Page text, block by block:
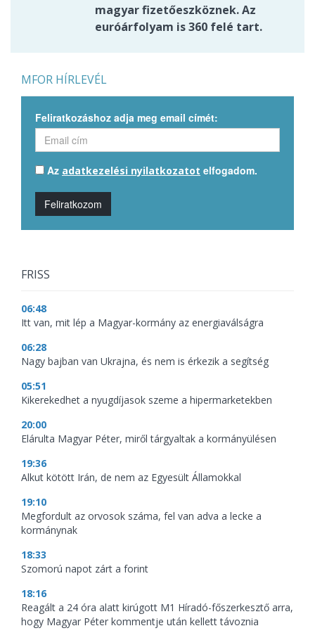
magyar fizetőeszköznek. Az
euróárfolyam is 360 felé tart.
MFOR HÍRLEVÉL
Feliratkozáshoz adja meg email címét:
Az adatkezelési nyilatkozatot elfogadom.
Feliratkozom
FRISS
06:48
Itt van, mit lép a Magyar-kormány az energiaválságra
06:28
Nagy bajban van Ukrajna, és nem is érkezik a segítség
05:51
Kikerekedhet a nyugdíjasok szeme a hipermarketekben
20:00
Elárulta Magyar Péter, miről tárgyaltak a kormányülésen
19:36
Alkut kötött Irán, de nem az Egyesült Államokkal
19:10
Megfordult az orvosok száma, fel van adva a lecke a
kormánynak
18:33
Szomorú napot zárt a forint
18:16
Reagált a 24 óra alatt kirúgott M1 Híradó-főszerkesztő arra,
hogy Magyar Péter kommentje után kellett távoznia